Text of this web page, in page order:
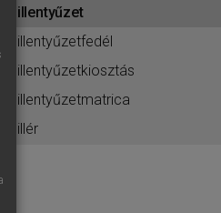
billentyűzet
billentyűzetfedél
billentyűzetkiosztás
billentyűzetmatrica
billér